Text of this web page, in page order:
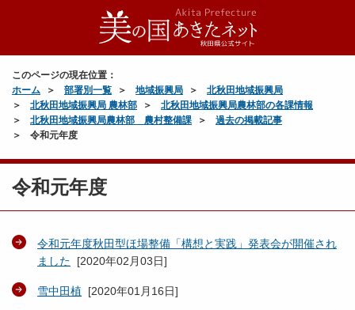
このページの現在位置：
ホーム
部署別一覧 地域振興局
北秋田地域振興局
北秋田地域振興局 農林部
北秋田地域振興局農林部の各課情報
北秋田地域振興局農林部 農村整備課
過去の掲載記事
令和元年度
令和元年度
令和元年度秋田型ほ場整備「構想と実践」発表会が開催され
ました [2020年02月03日]
雪中田植 [2020年01月16日]